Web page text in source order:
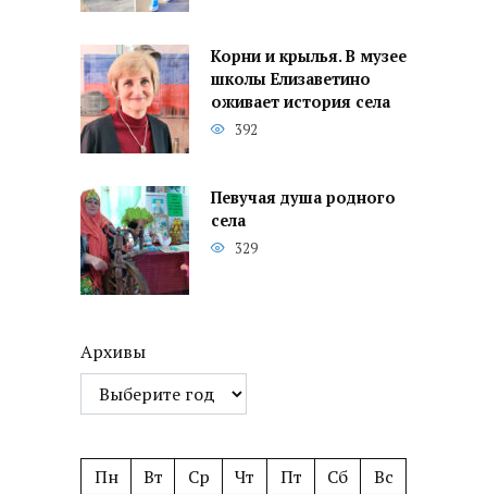
Корни и крылья. В музее
школы Елизаветино
оживает история села
392
Певучая душа родного
села
329
Архивы
Пн Вт Ср Чт Пт Сб
Вс